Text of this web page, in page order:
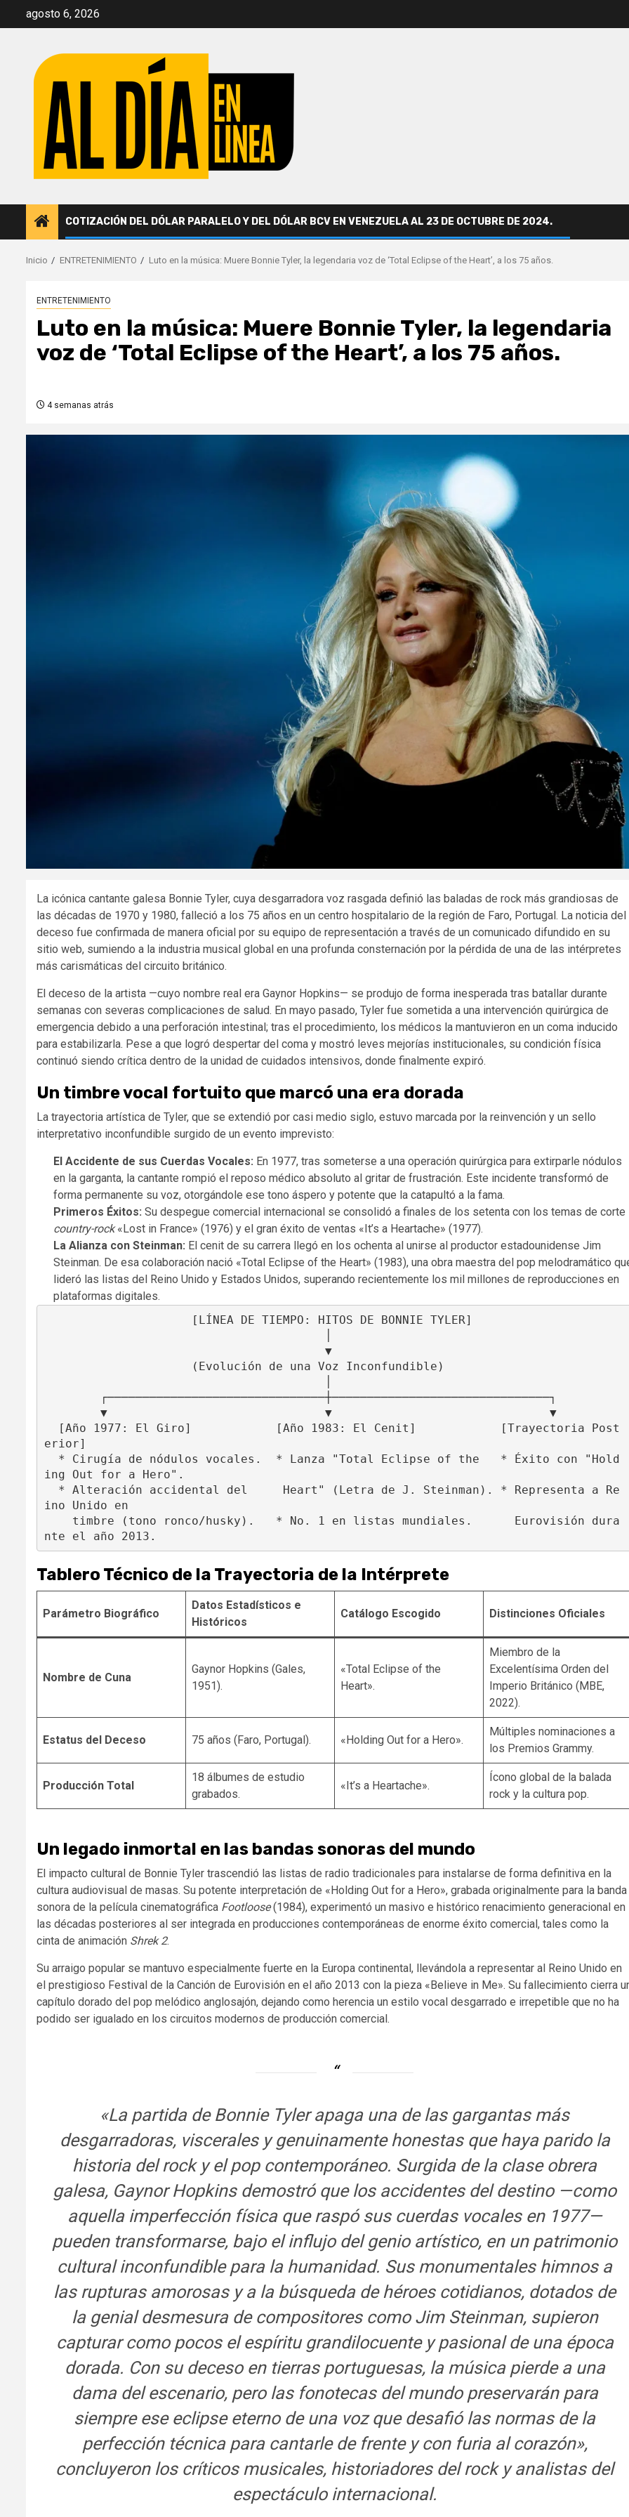
agosto 6, 2026
COTIZACIÓN DEL DÓLAR PARALELO Y DEL DÓLAR BCV EN VENEZUELA AL 23 DE OCTUBRE DE 2024.
Inicio ENTRETENIMIENTO Luto en la música: Muere Bonnie Tyler, la legendaria voz de ‘Total Eclipse of the Heart’, a los 75 años.
ENTRETENIMIENTO
Luto en la música: Muere Bonnie Tyler, la legendaria
voz de ‘Total Eclipse of the Heart’, a los 75 años.
4 semanas atrás
La icónica cantante galesa Bonnie Tyler, cuya desgarradora voz rasgada definió las baladas de rock más grandiosas de
las décadas de 1970 y 1980, falleció a los 75 años en un centro hospitalario de la región de Faro, Portugal. La noticia del
deceso fue confirmada de manera oficial por su equipo de representación a través de un comunicado difundido en su
sitio web, sumiendo a la industria musical global en una profunda consternación por la pérdida de una de las intérpretes
más carismáticas del circuito británico.
El deceso de la artista —cuyo nombre real era Gaynor Hopkins— se produjo de forma inesperada tras batallar durante
semanas con severas complicaciones de salud. En mayo pasado, Tyler fue sometida a una intervención quirúrgica de
emergencia debido a una perforación intestinal; tras el procedimiento, los médicos la mantuvieron en un coma inducido
para estabilizarla. Pese a que logró despertar del coma y mostró leves mejorías institucionales, su condición física
continuó siendo crítica dentro de la unidad de cuidados intensivos, donde finalmente expiró.
Un timbre vocal fortuito que marcó una era dorada
La trayectoria artística de Tyler, que se extendió por casi medio siglo, estuvo marcada por la reinvención y un sello
interpretativo inconfundible surgido de un evento imprevisto:
El Accidente de sus Cuerdas Vocales: En 1977, tras someterse a una operación quirúrgica para extirparle nódulos
en la garganta, la cantante rompió el reposo médico absoluto al gritar de frustración. Este incidente transformó de
forma permanente su voz, otorgándole ese tono áspero y potente que la catapultó a la fama.
Primeros Éxitos: Su despegue comercial internacional se consolidó a finales de los setenta con los temas de corte
country-rock«Lost in France» (1976) y el gran éxito de ventas «It’s a Heartache» (1977).
La Alianza con Steinman: El cenit de su carrera llegó en los ochenta al unirse al productor estadounidense Jim
Steinman. De esa colaboración nació «Total Eclipse of the Heart» (1983), una obra maestra del pop melodramático
lideró las listas del Reino Unido y Estados Unidos, superando recientemente los mil millones de reproducciones en
plataformas digitales.
erior]
ing Out for a Hero".
ino Unido en
Tablero Técnico de la Trayectoria de la Intérprete
Parámetro Biográfico
Datos Estadísticos e
Históricos
Catálogo Escogido Distinciones Oficiales
Nombre de Cuna
Gaynor Hopkins (Gales,
1951).
«Total Eclipse of the
Heart».
Miembro de la
Excelentísima Orden del
Imperio Británico (MBE,
2022).
Estatus del Deceso 75 años (Faro, Portugal). «Holding Out for a Hero».
Múltiples nominaciones a
los Premios Grammy.
Producción Total
18 álbumes de estudio
grabados.
«It’s a Heartache».
Ícono global de la balada
rock y la cultura pop.
Un legado inmortal en las bandas sonoras del mundo
El impacto cultural de Bonnie Tyler trascendió las listas de radio tradicionales para instalarse de forma definitiva en la
cultura audiovisual de masas. Su potente interpretación de «Holding Out for a Hero», grabada originalmente para la banda
sonora de la película cinematográfica Footloose(1984), experimentó un masivo e histórico renacimiento generacional en
las décadas posteriores al ser integrada en producciones contemporáneas de enorme éxito comercial, tales como la
cinta de animación Shrek 2.
Su arraigo popular se mantuvo especialmente fuerte en la Europa continental, llevándola a representar al Reino Unido en
el prestigioso Festival de la Canción de Eurovisión en el año 2013 con la pieza «Believe in Me». Su fallecimiento cierra
capítulo dorado del pop melódico anglosajón, dejando como herencia un estilo vocal desgarrado e irrepetible que no ha
podido ser igualado en los circuitos modernos de producción comercial.
«La partida de Bonnie Tyler apaga una de las gargantas más
desgarradoras, viscerales y genuinamente honestas que haya parido la
historia del rock y el pop contemporáneo. Surgida de la clase obrera
galesa, Gaynor Hopkins demostró que los accidentes del destino —como
aquella imperfección física que raspó sus cuerdas vocales en 1977—
pueden transformarse, bajo el influjo del genio artístico, en un patrimonio
cultural inconfundible para la humanidad. Sus monumentales himnos a
las rupturas amorosas y a la búsqueda de héroes cotidianos, dotados de
la genial desmesura de compositores como Jim Steinman, supieron
capturar como pocos el espíritu grandilocuente y pasional de una época
dorada. Con su deceso en tierras portuguesas, la música pierde a una
dama del escenario, pero las fonotecas del mundo preservarán para
siempre ese eclipse eterno de una voz que desafió las normas de la
perfección técnica para cantarle de frente y con furia al corazón»,
concluyeron los críticos musicales, historiadores del rock y analistas del
espectáculo internacional.